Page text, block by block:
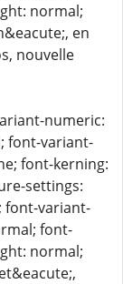
normal;
en
nouvelle
numeric:
font-variant-
font-kerning:
settings:
font-variant-
font-
normal;